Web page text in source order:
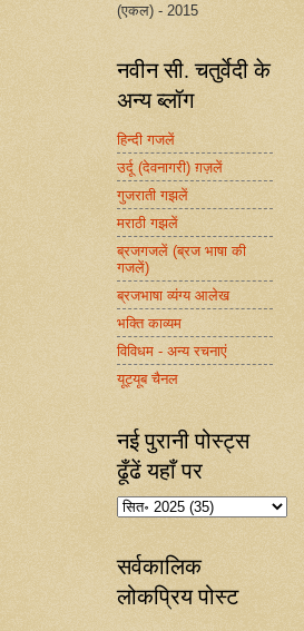
(एकल) - 2015
नवीन सी. चतुर्वेदी के
अन्य ब्लॉग
हिन्दी गजलें
उर्दू (देवनागरी) ग़ज़लें
गुजराती गझलें
मराठी गझलें
ब्रजगजलें (ब्रज भाषा की
गजलें)
ब्रजभाषा व्यंग्य आलेख
भक्ति काव्यम
विविधम - अन्य रचनाएं
यूट्यूब चैनल
नई पुरानी पोस्ट्स
ढूँढें यहाँ पर
सर्वकालिक
लोकप्रिय पोस्ट